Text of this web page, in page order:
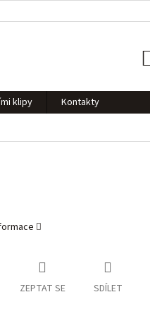
klipy
Kontakty
ZEPTAT SE SDÍLET